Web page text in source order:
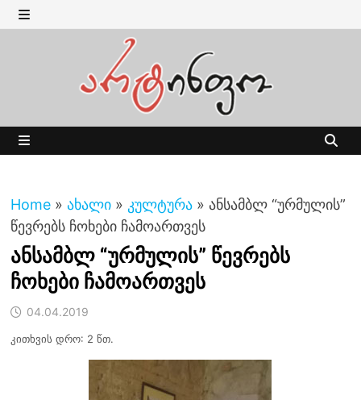
Skip
to MENU
Home » ახალი » კულტურა » ანსამბლ “ურმულის”
წევრებს ჩოხები ჩამოართვეს
ანსამბლ “ურმულის” წევრებს
ჩოხები ჩამოართვეს
04.04.2019
კითხვის დრო: 2 წთ.